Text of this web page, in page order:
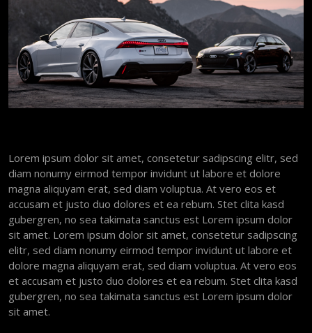
Lorem ipsum dolor sit amet, consetetur sadipscing elitr, sed
diam nonumy eirmod tempor invidunt ut labore et dolore
magna aliquyam erat, sed diam voluptua. At vero eos et
accusam et justo duo dolores et ea rebum. Stet clita kasd
gubergren, no sea takimata sanctus est Lorem ipsum dolor
sit amet. Lorem ipsum dolor sit amet, consetetur sadipscing
elitr, sed diam nonumy eirmod tempor invidunt ut labore et
dolore magna aliquyam erat, sed diam voluptua. At vero eos
et accusam et justo duo dolores et ea rebum. Stet clita kasd
gubergren, no sea takimata sanctus est Lorem ipsum dolor
sit amet.